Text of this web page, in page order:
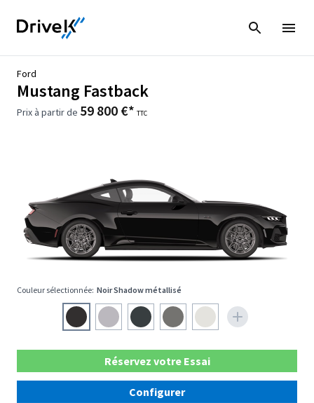
Ford
Mustang Fastback
Prix à partir de 59 800 €* TTC
Couleur sélectionnée: Noir Shadow métallisé
Réservez votre Essai
Configurer